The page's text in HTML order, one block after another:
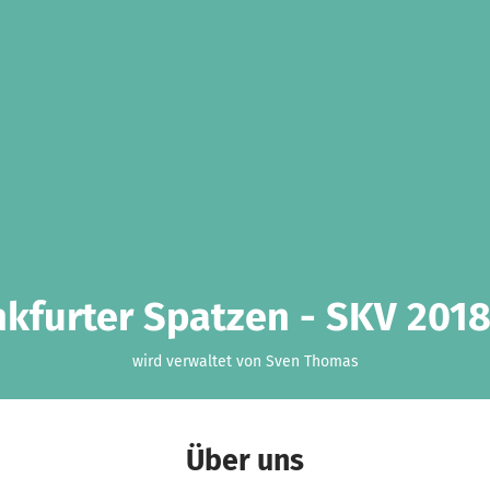
Spatzen - SKV
wird verwaltet von Sven Thomas
Über uns